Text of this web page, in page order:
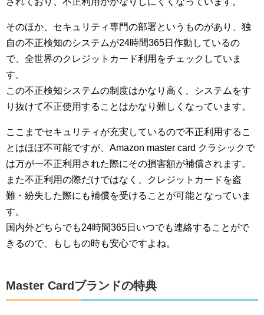
そのほか、セキュリティ専門の部署というものがあり、独
自の不正検知のシステムが24時間365日作動しているの
で、全世界のクレジットカード利用をチェックしていま
す。
この不正検知システムの制度はかなり高く、システムをす
り抜けて不正使用することはかなり難しくなっています。
ここまでセキュリティが充実しているので不正利用するこ
とはほぼ不可能ですが、Amazon master card クラシックで
は万が一不正利用された際にその損害額が補償されます。
また不正利用の際だけではなく、クレジットカードを盗
難・紛失した際にも補償を受けることが可能となっていま
す。
国内外どちらでも24時間365日いつでも連絡することがで
きるので、もしもの時も安心ですよね。
Master Cardブランドの特典